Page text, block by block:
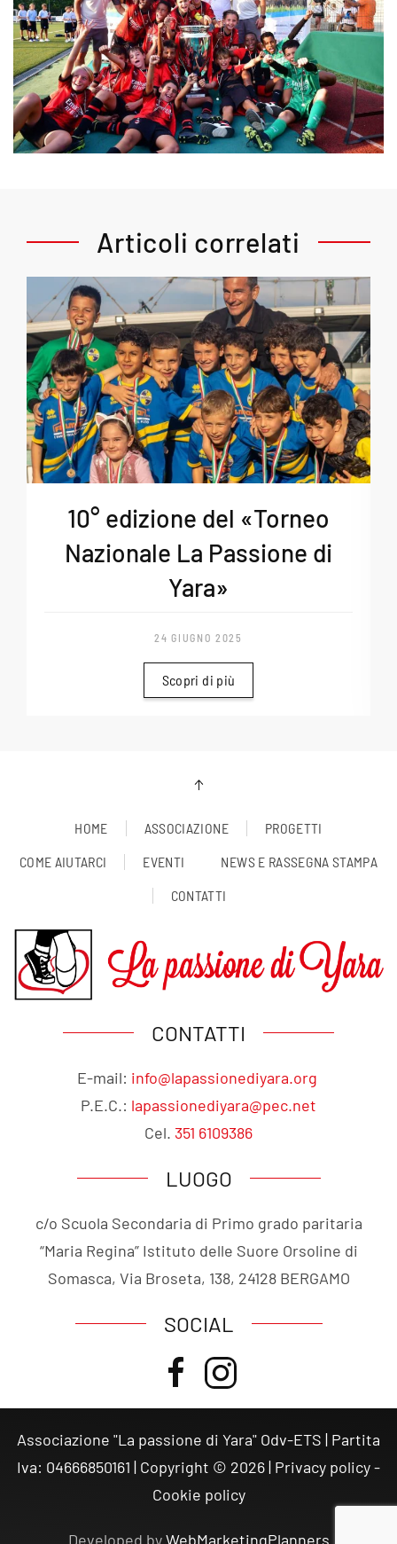
Articoli correlati
10° edizione del «Torneo
Nazionale La Passione di
Yara»
24 GIUGNO 2025
Scopri di più
HOME ASSOCIAZIONE
PROGETTI
COME AIUTARCI
EVENTI
NEWS E RASSEGNA STAMPA
CONTATTI
CONTATTI
E-mail: info@lapassionediyara.org
P.E.C.: lapassionediyara@pec.net
Cel. 351 6109386
LUOGO
c/o Scuola Secondaria di Primo grado paritaria
“Maria Regina” Istituto delle Suore Orsoline di
Somasca, Via Broseta, 138, 24128 BERGAMO
SOCIAL
Associazione "La passione di Yara" Odv-ETS | Partita
Iva: 04666850161 | Copyright © 2026| Privacy policy-
Cookie policy
Developed byWebMarketingPlanners